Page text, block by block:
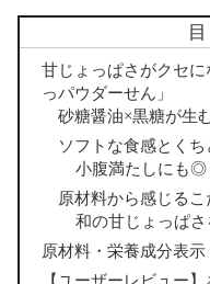
甘じょっぱさがクセ
っパウダーせん」
砂糖醤油×黒糖が生
ソフトな食感とく
小腹満たしにも◎
原材料から感じるこ
和の甘じょっぱ
原材料・栄養成分表
【ユーザーレビュー